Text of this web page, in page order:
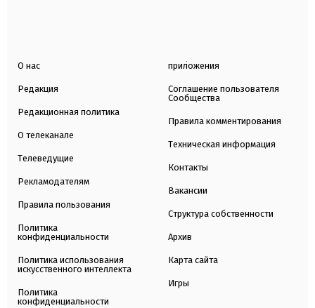
О нас
Редакция
Редакционная политика
О телеканале
Телеведущие
Рекламодателям
Правила пользования
Политика
конфиденциальности
Политика использования
искусственного интеллекта
Политика
конфиденциальности
приложения
Соглашение пользователя
Сообщества
Правила комментирования
Техническая информация
Контакты
Вакансии
Структура собственности
Архив
Карта сайта
Игры